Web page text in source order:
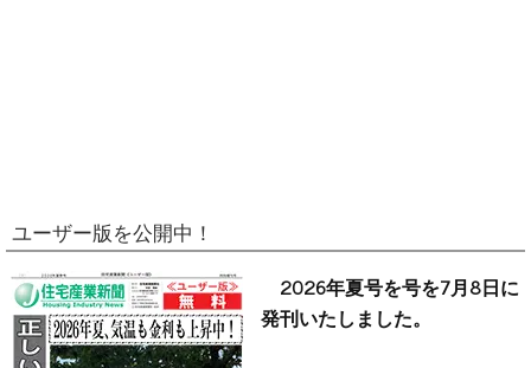
ユーザー版を公開中！
2026年夏号を号を7月8日に
発刊いたしました。